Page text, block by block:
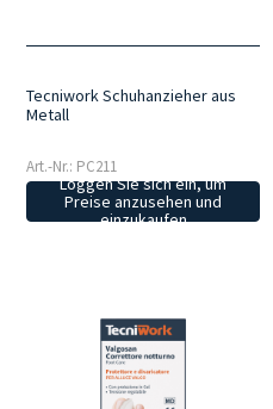
Tecniwork Schuhanzieher aus
Metall
Art.-Nr.: PC211
Loggen Sie sich ein, um
Preise anzusehen und
einzukaufen